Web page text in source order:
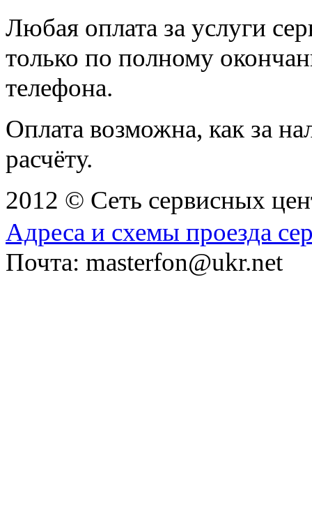
Любая оплата за услуги
только по полному
телефона.
Оплата возможна, как за
расчёту.
2012 © Сеть сервисных
Адреса и схемы проезда
Почта: masterfon@ukr.net